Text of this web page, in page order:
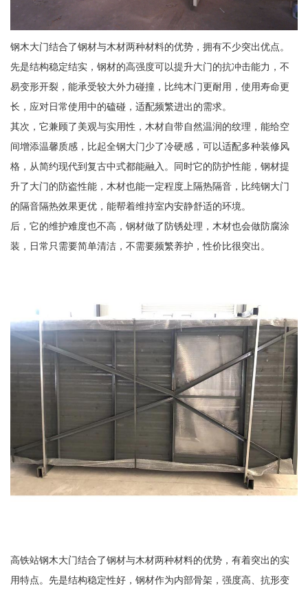
钢木大门结合了钢材与木材两种材料的优势，拥有不少突出优点。
先是结构稳定结实，钢材的高强度可以提升大门的抗冲击能力，不
易变形开裂，能承受较大外力碰撞，比纯木门更耐用，使用寿命更
长，应对日常使用中的磕碰，适配频繁进出的需求。
其次，它兼顾了美观与实用性，木材自带自然温润的纹理，能给空
间增添温馨质感，比起全钢大门少了冷硬感，可以适配多种装修风
格，从简约现代到复古中式都能融入。同时它的防护性能，钢材提
升了大门的防盗性能，木材也能一定程度上隔热隔音，比纯钢大门
的隔音隔热效果更优，能帮着维持室内安静舒适的环境。
后，它的维护难度也不高，钢材做了防锈处理，木材也会做防腐涂
装，日常只需要简单清洁，不需要频繁养护，性价比很突出。
高铁站钢木大门结合了钢材与木材两种材料的优势，有着突出的实
用特点。先是结构稳定性好，钢材作为内部骨架，强度高、抗形变